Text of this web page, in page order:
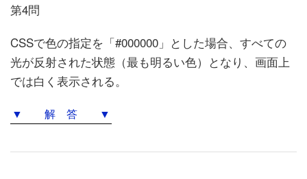
第4問
CSSで色の指定を「#000000」とした場合、すべての
光が反射された状態（最も明るい色）となり、画面上
では白く表示される。
▼ 解 答 ▼